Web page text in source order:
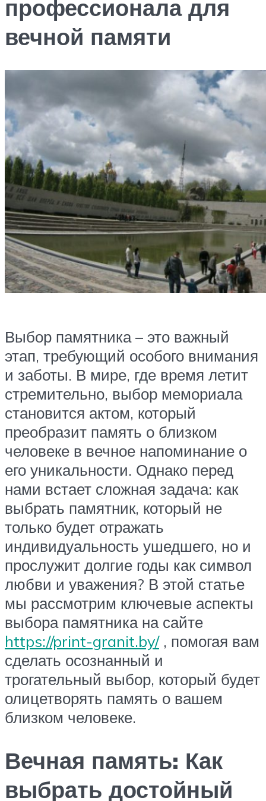
профессионала для
вечной памяти
Выбор памятника – это важный
этап, требующий особого внимания
и заботы. В мире, где время летит
стремительно, выбор мемориала
становится актом, который
преобразит память о близком
человеке в вечное напоминание о
его уникальности. Однако перед
нами встает сложная задача: как
выбрать памятник, который не
только будет отражать
индивидуальность ушедшего, но и
прослужит долгие годы как символ
любви и уважения? В этой статье
мы рассмотрим ключевые аспекты
выбора памятника на сайте
https://print-granit.by/, помогая вам
сделать осознанный и
трогательный выбор, который будет
олицетворять память о вашем
близком человеке.
Вечная память: Как
выбрать достойный